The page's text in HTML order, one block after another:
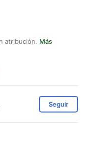
atribución. Más
Seguir